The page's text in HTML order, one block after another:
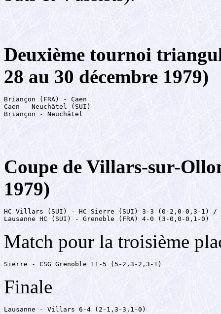
Deuxième tournoi
28 au 30 décembre 1979)
Briançon (FRA) - Caen
Caen - Neuchâtel (SUI)
Briançon - Neuchâtel
Coupe de Villars-sur-
1979)
HC Villars (SUI) - HC Sierre (SUI) 3-3 (0-2,0-0,3-1)
Lausanne HC (SUI) - Grenoble (FRA) 4-0 (3-0,0-0,1-0)
Match pour la troisième
Sierre - CSG Grenoble 11-5 (5-2,3-2,3-1)
Finale
Lausanne - Villars 6-4 (2-1,3-3,1-0)